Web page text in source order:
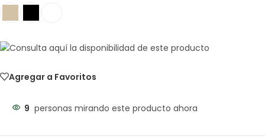
Agregar a Favoritos
9 personas mirando este producto ahora